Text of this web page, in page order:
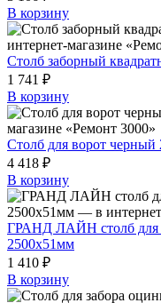
В корзину
Столб заборный
1 741 ₽
В корзину
Столб для ворот черный
4 418 ₽
В корзину
ГРАНД ЛАЙН столб для
2500х51мм
1 410 ₽
В корзину